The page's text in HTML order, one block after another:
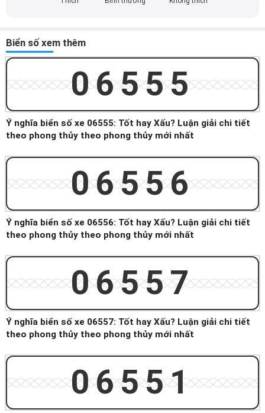
Biển số xem thêm
06555
Ý nghĩa biển số xe 06555: Tốt hay Xấu? Luận giải chi tiết
theo phong thủy theo phong thủy mới nhất
06556
Ý nghĩa biển số xe 06556: Tốt hay Xấu? Luận giải chi tiết
theo phong thủy theo phong thủy mới nhất
06557
Ý nghĩa biển số xe 06557: Tốt hay Xấu? Luận giải chi tiết
theo phong thủy theo phong thủy mới nhất
06551